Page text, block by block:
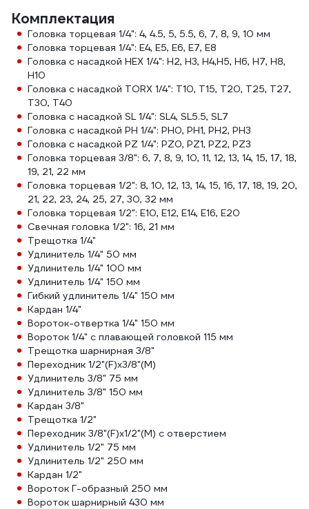
Комплектация
Головка торцевая 1/4": 4, 4.5, 5, 5.5, 6, 7, 8, 9, 10 мм
Головка торцевая 1/4": E4, E5, E6, E7, E8
Головка с насадкой HEX 1/4": H2, H3, H4,H5, H6, H7, H8,
H10
Головка с насадкой TORX 1/4": T10, T15, T20, T25, T27,
T30, T40
Головка с насадкой SL 1/4": SL4, SL5.5, SL7
Головка с насадкой PH 1/4": PH0, PH1, PH2, PH3
Головка с насадкой PZ 1/4": PZ0, PZ1, PZ2, PZ3
Головка торцевая 3/8": 6, 7, 8, 9, 10, 11, 12, 13, 14, 15, 17, 18,
19, 21, 22 мм
Головка торцевая 1/2": 8, 10, 12, 13, 14, 15, 16, 17, 18, 19, 20,
21, 22, 23, 24, 25, 27, 30, 32 мм
Головка торцевая 1/2": E10, E12, E14, E16, E20
Свечная головка 1/2": 16, 21 мм
Трещотка 1/4"
Удлинитель 1/4" 50 мм
Удлинитель 1/4" 100 мм
Удлинитель 1/4" 150 мм
Гибкий удлинитель 1/4" 150 мм
Кардан 1/4"
Вороток-отвертка 1/4" 150 мм
Вороток 1/4" с плавающей головкой 115 мм
Трещотка шарнирная 3/8"
Переходник 1/2"(F)х3/8"(М)
Удлинитель 3/8" 75 мм
Удлинитель 3/8" 150 мм
Кардан 3/8"
Трещотка 1/2"
Переходник 3/8"(F)х1/2"(М) с отверстием
Удлинитель 1/2" 75 мм
Удлинитель 1/2" 250 мм
Кардан 1/2"
Вороток Г-образный 250 мм
Вороток шарнирный 430 мм